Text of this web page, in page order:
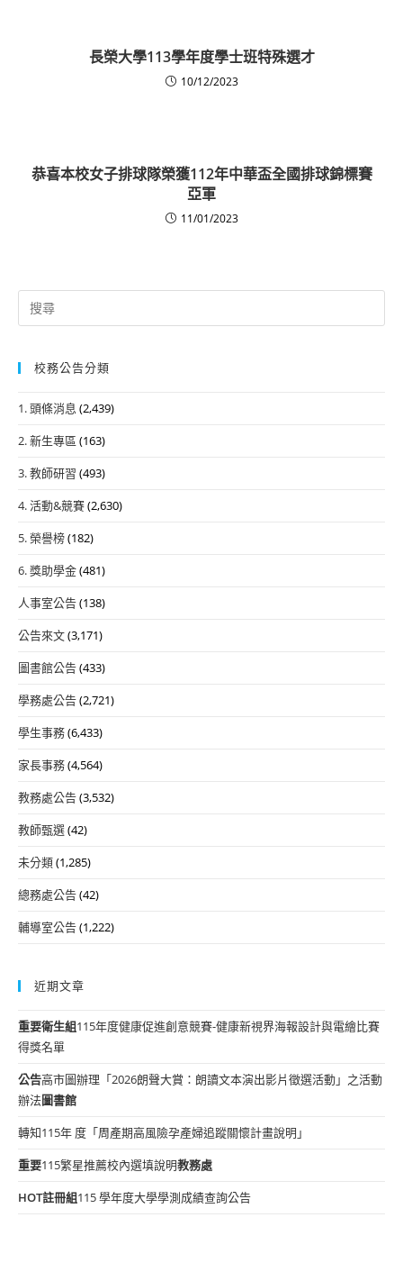
長榮大學113學年度學士班特殊選才
10/12/2023
恭喜本校女子排球隊榮獲112年中華盃全國排球錦標賽
亞軍
11/01/2023
Search
for:
校務公告分類
1. 頭條消息 (2,439)
2. 新生專區 (163)
3. 教師研習 (493)
4. 活動&競賽(2,630)
5. 榮譽榜(182)
6. 獎助學金(481)
人事室公告(138)
公告來文(3,171)
圖書館公告(433)
學務處公告(2,721)
學生事務(6,433)
家長事務(4,564)
教務處公告(3,532)
教師甄選(42)
未分類(1,285)
總務處公告(42)
輔導室公告(1,222)
近期文章
重要衛生組115年度健康促進創意競賽-健康新視界海報設計與電繪比賽
得獎名單
公告高市圖辦理「2026朗聲大賞：朗讀文本演出影片徵選活動」之活動
辦法圖書館
轉知115年 度「周產期高風險孕產婦追蹤關懷計畫說明」
重要115繁星推薦校內選填說明教務處
HOT註冊組115 學年度大學學測成績查詢公告